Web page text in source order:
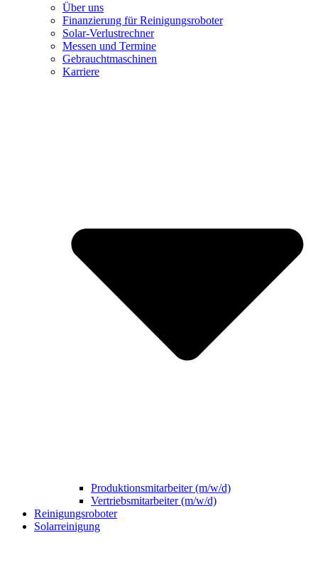
Über uns
Finanzierung für Reinigungsroboter
Solar-Verlustrechner
Messen und Termine
Gebrauchtmaschinen
Karriere
Produktionsmitarbeiter (m/w/d)
Vertriebsmitarbeiter (m/w/d)
Reinigungsroboter
Solarreinigung